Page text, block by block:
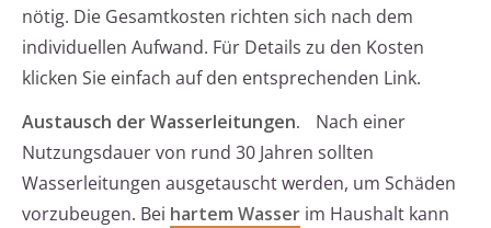
nötig. Die Gesamtkosten richten sich nach dem
individuellen Aufwand. Für Details zu den Kosten
klicken Sie einfach auf den entsprechenden Link.
Austausch der Wasserleitungen.
Nach einer
Nutzungsdauer von rund 30 Jahren sollten
Wasserleitungen ausgetauscht werden, um Schäden
vorzubeugen. Bei hartem Wasser im Haushalt kann